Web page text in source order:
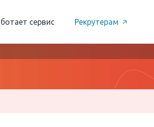
сервис Рекрутерам